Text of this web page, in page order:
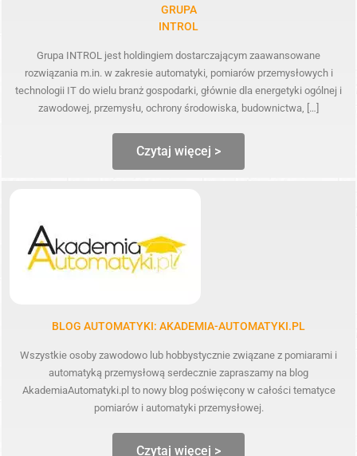
GRUPA
INTROL
Grupa INTROL jest holdingiem dostarczającym zaawansowane
rozwiązania m.in. w zakresie automatyki, pomiarów przemysłowych i
technologii IT do wielu branż gospodarki, głównie dla energetyki ogólnej i
zawodowej, przemysłu, ochrony środowiska, budownictwa, […]
Czytaj więcej >
BLOG AUTOMATYKI: AKADEMIA-AUTOMATYKI.PL
Wszystkie osoby zawodowo lub hobbystycznie związane z pomiarami i
automatyką przemysłową serdecznie zapraszamy na blog
AkademiaAutomatyki.pl to nowy blog poświęcony w całości tematyce
pomiarów i automatyki przemysłowej.
Czytaj więcej >